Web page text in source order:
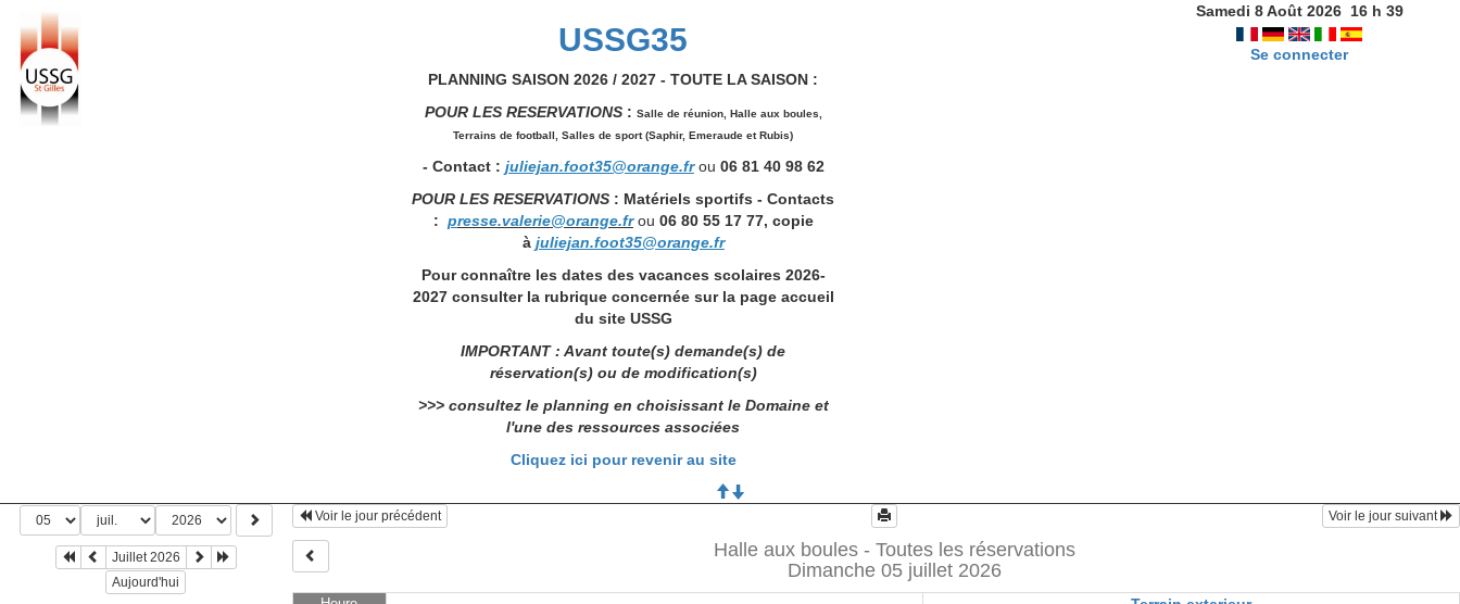
USSG35
PLANNING SAISON 2026 / 2027 - TOUTE LA SAISON :
POUR LES RESERVATIONS: Salle de réunion, Halle aux boules,
Terrains de football, Salles de sport (Saphir, Emeraude et Rubis)
- Contact : juliejan.foot35@orange.frou 06 81 40 98 62
POUR LES RESERVATIONS : Matériels sportifs - Contacts
: presse.valerie@orange.frou 06 80 55 17 77, copie
à juliejan.foot35@orange.fr
Pour connaître les dates des vacances scolaires 2026-
2027 consulter la rubrique concernée sur la page accueil
du site USSG
IMPORTANT : Avant toute(s) demande(s) de
réservation(s) ou de modification(s)
>>> consultez le planning en choisissant le Domaine et
l'une des ressources associées
Cliquez ici pour revenir au site
Samedi 8 Août 2026 16h 39
Se connecter
Juillet 2026
Aujourd'hui
Voir le jour précédent Voir le jour suivant
Halle aux boules - Toutes les réservations
Dimanche 05 juillet 2026